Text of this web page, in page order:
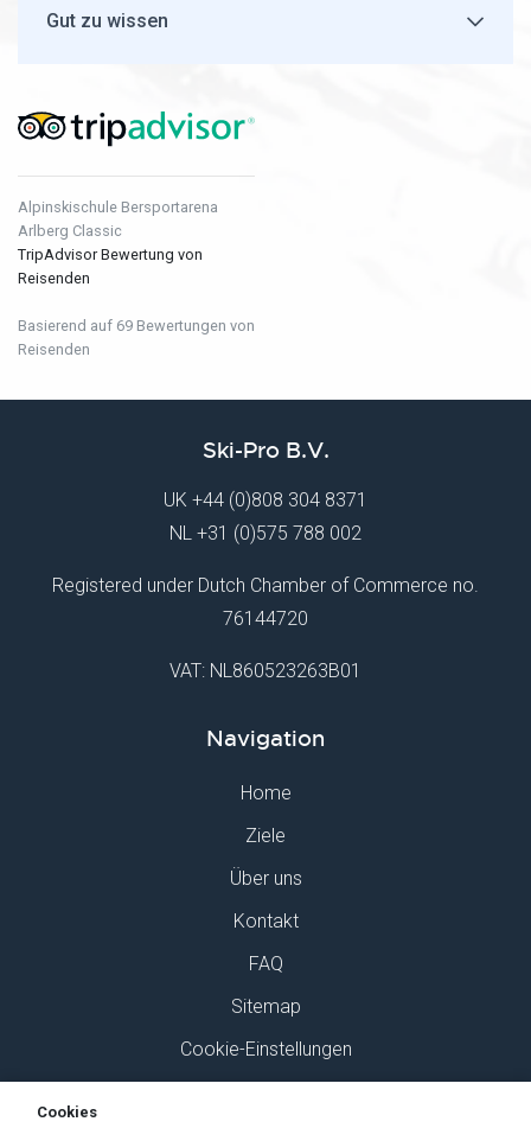
Gut zu wissen
Alpinskischule Bersportarena
Arlberg Classic
TripAdvisor Bewertung von
Reisenden
Basierend auf 69 Bewertungen von
Reisenden
Ski-Pro B.V.
UK +44 (0)808 304 8371
NL +31 (0)575 788 002
Registered under Dutch Chamber of Commerce no.
76144720
VAT: NL860523263B01
Navigation
Home
Ziele
Über uns
Kontakt
FAQ
Sitemap
Cookie-Einstellungen
Finden Sie uns auf Social Media
Cookies